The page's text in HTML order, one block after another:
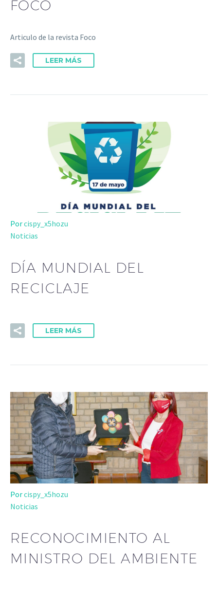
FOCO
Articulo de la revista Foco
LEER MÁS
Porcispy_x5hozu
Noticias
DÍA MUNDIAL DEL
RECICLAJE
LEER MÁS
Porcispy_x5hozu
Noticias
RECONOCIMIENTO AL
MINISTRO DEL AMBIENTE